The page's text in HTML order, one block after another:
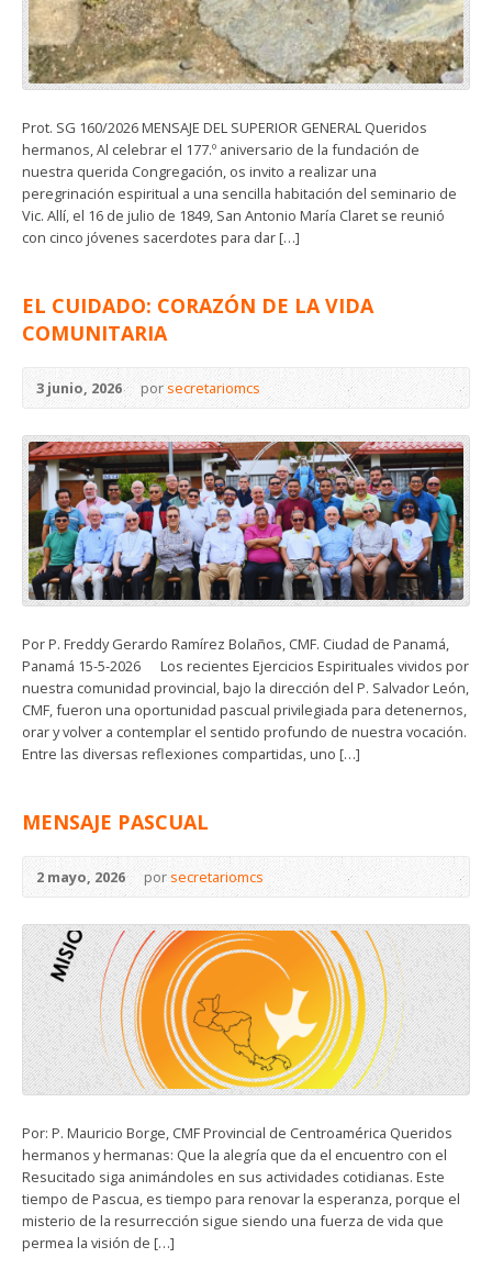
Prot. SG 160/2026 MENSAJE DEL SUPERIOR GENERAL Queridos
hermanos, Al celebrar el 177.º aniversario de la fundación de
nuestra querida Congregación, os invito a realizar una
peregrinación espiritual a una sencilla habitación del seminario de
Vic. Allí, el 16 de julio de 1849, San Antonio María Claret se reunió
con cinco jóvenes sacerdotes para dar […]
EL CUIDADO: CORAZÓN DE LA VIDA
COMUNITARIA
3 junio, 2026 porsecretariomcs
Por P. Freddy Gerardo Ramírez Bolaños, CMF. Ciudad de Panamá,
Panamá 15-5-2026 Los recientes Ejercicios Espirituales vividos por
nuestra comunidad provincial, bajo la dirección del P. Salvador León,
CMF, fueron una oportunidad pascual privilegiada para detenernos,
orar y volver a contemplar el sentido profundo de nuestra vocación.
Entre las diversas reflexiones compartidas, uno […]
MENSAJE PASCUAL
2 mayo, 2026 por secretariomcs
Por: P. Mauricio Borge, CMF Provincial de Centroamérica Queridos
hermanos y hermanas: Que la alegría que da el encuentro con el
Resucitado siga animándoles en sus actividades cotidianas. Este
tiempo de Pascua, es tiempo para renovar la esperanza, porque el
misterio de la resurrección sigue siendo una fuerza de vida que
permea la visión de […]